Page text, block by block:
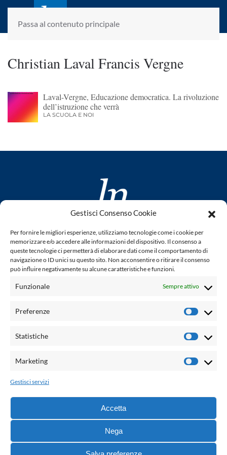
Gestisci Consenso Cookie
Per fornire le migliori esperienze, utilizziamo tecnologie come i cookie per
memorizzare e/o accedere alle informazioni del dispositivo. Il consenso a
queste tecnologie ci permetterà di elaborare dati come il comportamento di
navigazione o ID unici su questo sito. Non acconsentire o ritirare il consenso
può influire negativamente su alcune caratteristiche e funzioni.
Funzionale Sempre attivo
Preferenze
Statistiche
Marketing
Gestisci servizi
Accetta
Nega
Passa al contenuto principale
laletteraturaenoi.it
fondato da Romano Luperini
Christian Laval Francis Vergne
Laval-Vergne, Educazione democratica. La rivoluzione
dell’istruzione che verrà
LA SCUOLA E NOI
www.laletteraturaenoi.it
fondato da Romano Luperini
Questo blog non rappresenta una testata giornalistica in
quanto viene aggiornato senza alcuna periodicità. Non può
legge n° 62 del 7.03.2001. L'autore non è responsabile per
email:
Grafica e web:Salvatore Leto
© 2021 - G.B. Palumbo & C. Editore S.p.A. - Tutti i diritti